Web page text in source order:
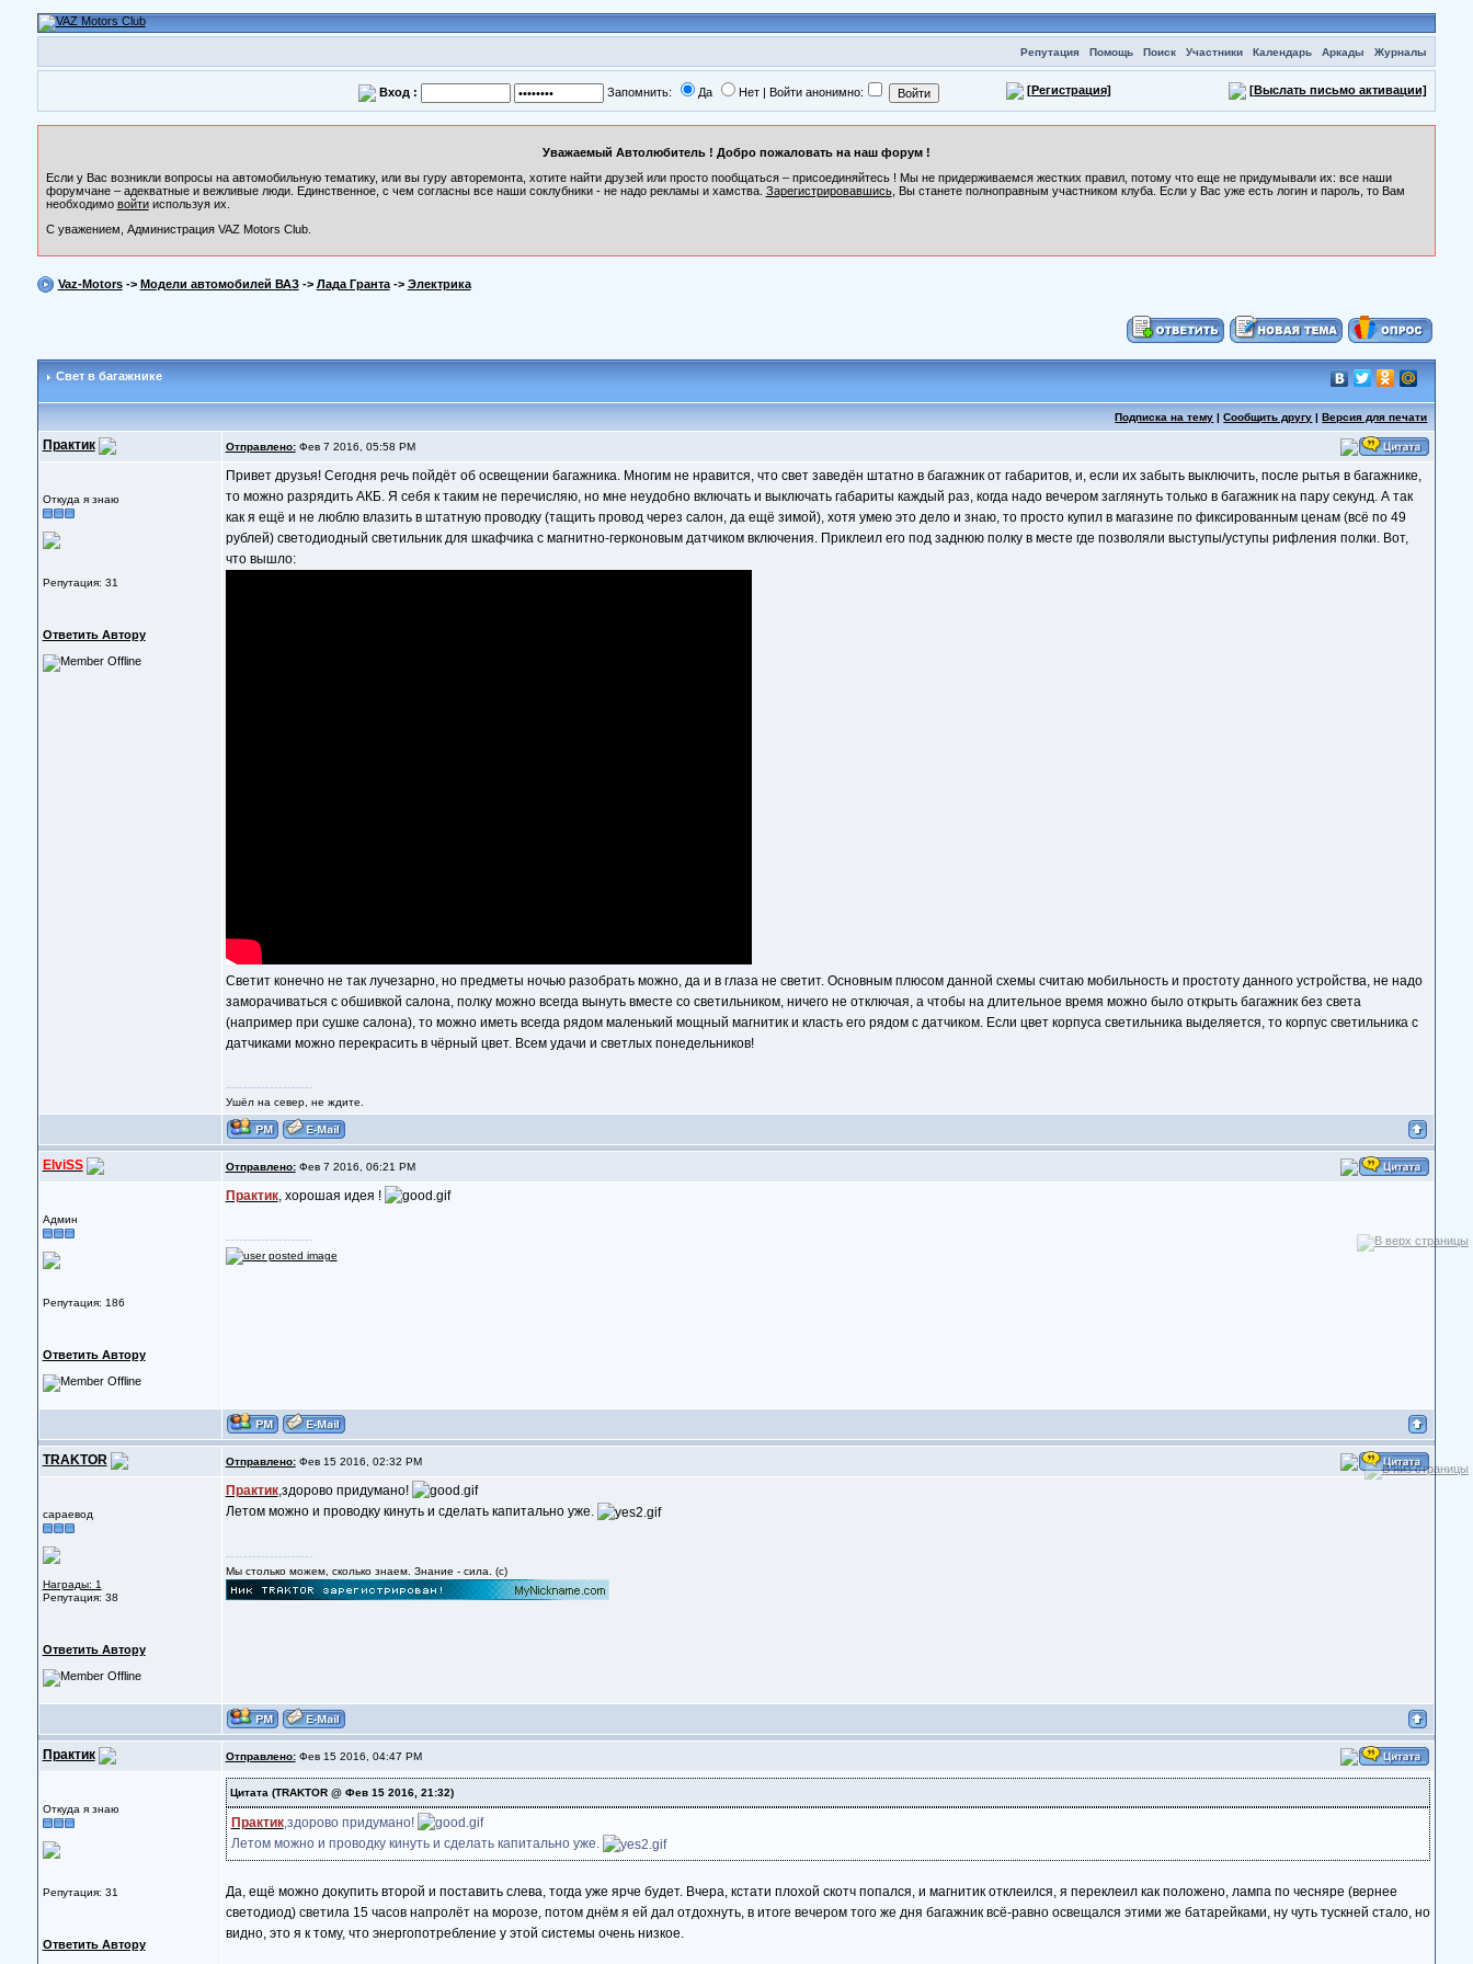
Репутация Помощь Поиск Участники Календарь Аркады Журналы
Вход : Запомнить: Да Нет | Войти анонимно: [Регистрация] [Выслать письмо активации]
Уважаемый Автолюбитель ! Добро пожаловать на наш форум !
Если у Вас возникли вопросы на автомобильную тематику, или вы гуру авторемонта, хотите найти друзей или просто пообщаться – присоединяйтесь ! Мы не придерживаемся жестких правил, потому что еще не придумывали их: все наши
форумчане – адекватные и вежливые люди. Единственное, с чем согласны все наши соклубники - не надо рекламы и хамства. Зарегистрировавшись, Вы станете полноправным участником клуба. Если у Вас уже есть логин и пароль, то Вам
необходимо войтииспользуя их.
С уважением, Администрация VAZ Motors Club.
Vaz-Motors-> Модели автомобилей ВАЗ-> Лада Гранта-> Электрика
Свет в багажнике
Подписка на тему |Сообщить другу |Версия для печати
Практик Отправлено:Фев 7 2016, 05:58 PM
Откуда я знаю
Репутация: 31
Ответить Автору
Привет друзья! Сегодня речь пойдёт об освещении багажника. Многим не нравится, что свет заведён штатно в багажник от габаритов, и, если их забыть выключить, после рытья в багажнике,
то можно разрядить АКБ. Я себя к таким не перечисляю, но мне неудобно включать и выключать габариты каждый раз, когда надо вечером заглянуть только в багажник на пару секунд. А так
как я ещё и не люблю влазить в штатную проводку (тащить провод через салон, да ещё зимой), хотя умею это дело и знаю, то просто купил в магазине по фиксированным ценам (всё по 49
рублей) светодиодный светильник для шкафчика с магнитно-герконовым датчиком включения. Приклеил его под заднюю полку в месте где позволяли выступы/уступы рифления полки. Вот,
что вышло:
Светит конечно не так лучезарно, но предметы ночью разобрать можно, да и в глаза не светит. Основным плюсом данной схемы считаю мобильность и простоту данного устройства, не надо
заморачиваться с обшивкой салона, полку можно всегда вынуть вместе со светильником, ничего не отключая, а чтобы на длительное время можно было открыть багажник без света
(например при сушке салона), то можно иметь всегда рядом маленький мощный магнитик и класть его рядом с датчиком. Если цвет корпуса светильника выделяется, то корпус светильника с
датчиками можно перекрасить в чёрный цвет. Всем удачи и светлых понедельников!
--------------------
Ушёл на север, не ждите.
ElviSS Отправлено:Фев 7 2016, 06:21 PM
Админ
Репутация: 186
Ответить Автору
Практик, хорошая идея !
--------------------
TRAKTOR Отправлено:Фев 15 2016, 02:32 PM
сараевод
Награды: 1
Репутация: 38
Ответить Автору
Практик,здорово придумано!
Летом можно и проводку кинуть и сделать капитально уже.
--------------------
Мы столько можем, сколько знаем. Знание - сила. (с)
Практик Отправлено:Фев 15 2016, 04:47 PM
Откуда я знаю
Репутация: 31
Ответить Автору
Цитата (TRAKTOR @ Фев 15 2016, 21:32)
Практик,здорово придумано!
Летом можно и проводку кинуть и сделать капитально уже.
Да, ещё можно докупить второй и поставить слева, тогда уже ярче будет. Вчера, кстати плохой скотч попался, и магнитик отклеился, я переклеил как положено, лампа по чесняре (вернее
светодиод) светила 15 часов напролёт на морозе, потом днём я ей дал отдохнуть, в итоге вечером того же дня багажник всё-равно освещался этими же батарейками, ну чуть тускней стало, но
видно, это я к тому, что энергопотребление у этой системы очень низкое.